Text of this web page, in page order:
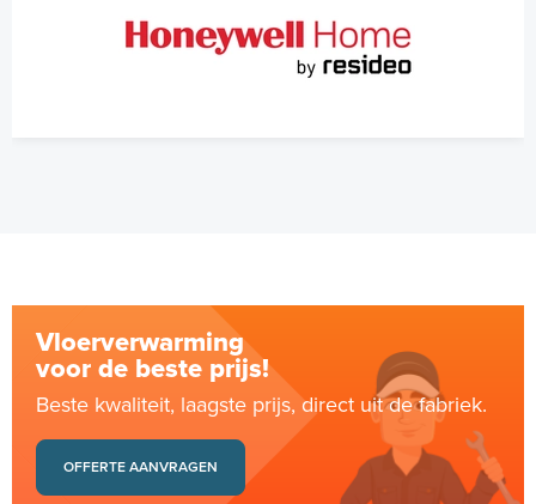
Vloerverwarming
voor de beste prijs!
Beste kwaliteit, laagste prijs, direct uit de fabriek.
OFFERTE AANVRAGEN